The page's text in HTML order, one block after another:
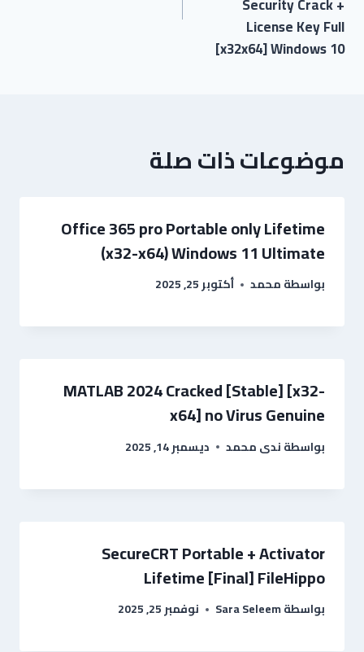
License Key Full
[x32x64] Windows 10
موضوعات ذات صلة
Office 365 pro Portable only Lifetime
(x32-x64) Windows 11 Ultimate
بواسطةمحمد أكتوبر 25, 2025
MATLAB 2024 Cracked [Stable] [x32-
x64] no Virus Genuine
بواسطةندى محمد ديسمبر 14, 2025
SecureCRT Portable + Activator
Lifetime [Final] FileHippo
بواسطةSara Seleem نوفمبر 25, 2025